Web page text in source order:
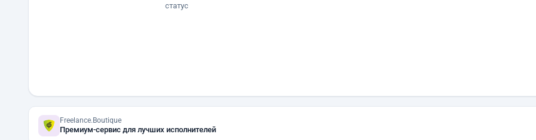
статус
Freelance.Boutique
Премиум-сервис для лучших исполнителей